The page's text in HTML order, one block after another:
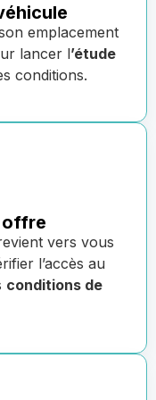
emplacement
lancer l’étude
conditions.
offre
vers vous
l’accès au
conditions de